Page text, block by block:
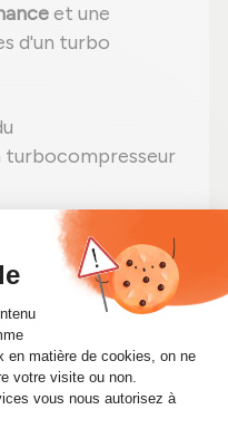
et une
d'un turbo
total pour une
pour
;
de tous les
des pièces